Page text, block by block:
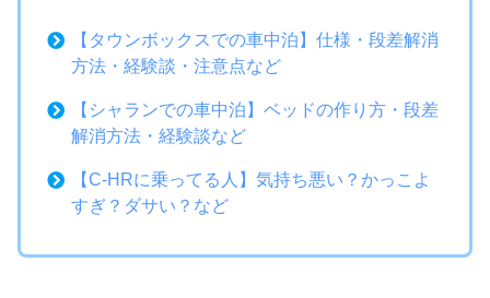
【タウンボックスでの車中泊】仕様・段差解消
方法・経験談・注意点など
【シャランでの車中泊】ベッドの作り方・段差
解消方法・経験談など
【C-HRに乗ってる人】気持ち悪い？かっこよ
すぎ？ダサい？など